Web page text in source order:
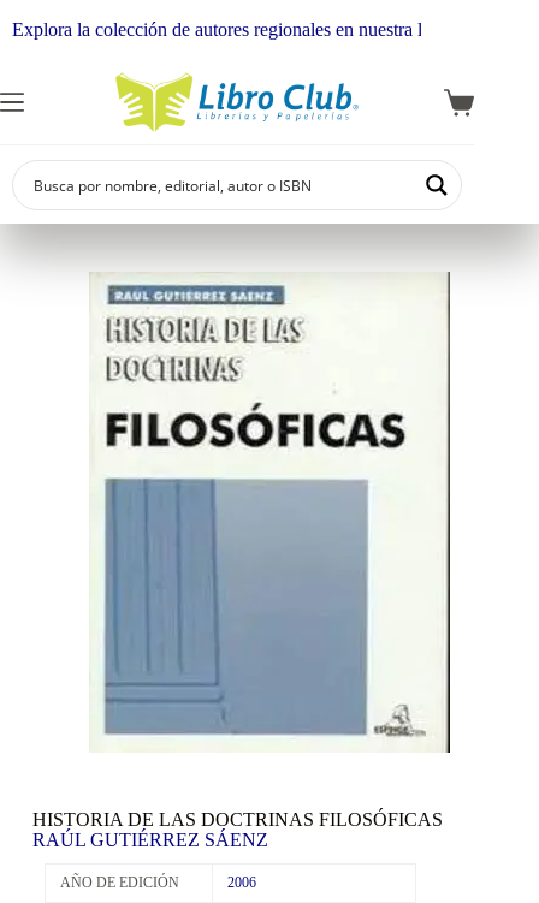
la colección de autores regionales en nuestra librería
HISTORIA DE LAS DOCTRINAS FILOSÓFICAS
RAÚL GUTIÉRREZ SÁENZ
AÑO DE EDICIÓN 2006